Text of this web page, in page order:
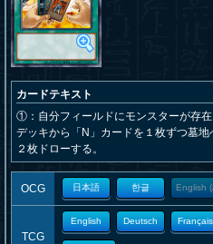
カードテキスト
①：自分フィールドにモンスターが存
デッキから「N」カードを１枚ずつ墓
２枚ドローする。
OCG 日本語 한글 English
TCG
English Deutsch Français